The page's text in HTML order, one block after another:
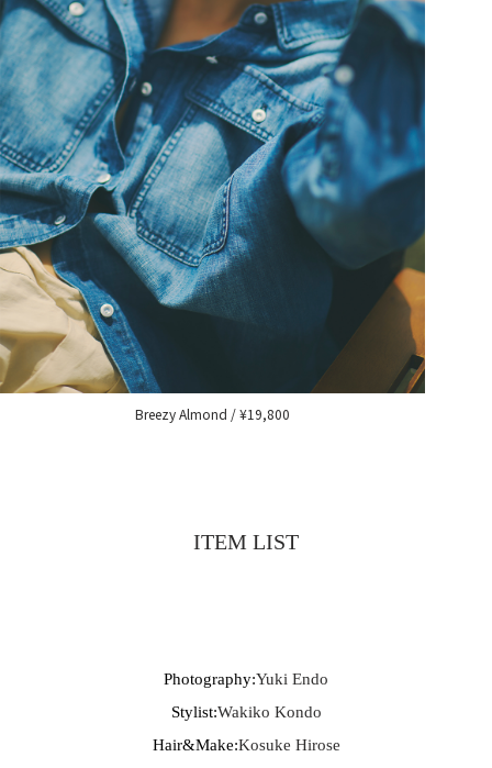
Breezy Almond / ¥19,800
ITEM LIST
Photography:Yuki Endo
Stylist:Wakiko Kondo
Hair&Make:Kosuke Hirose